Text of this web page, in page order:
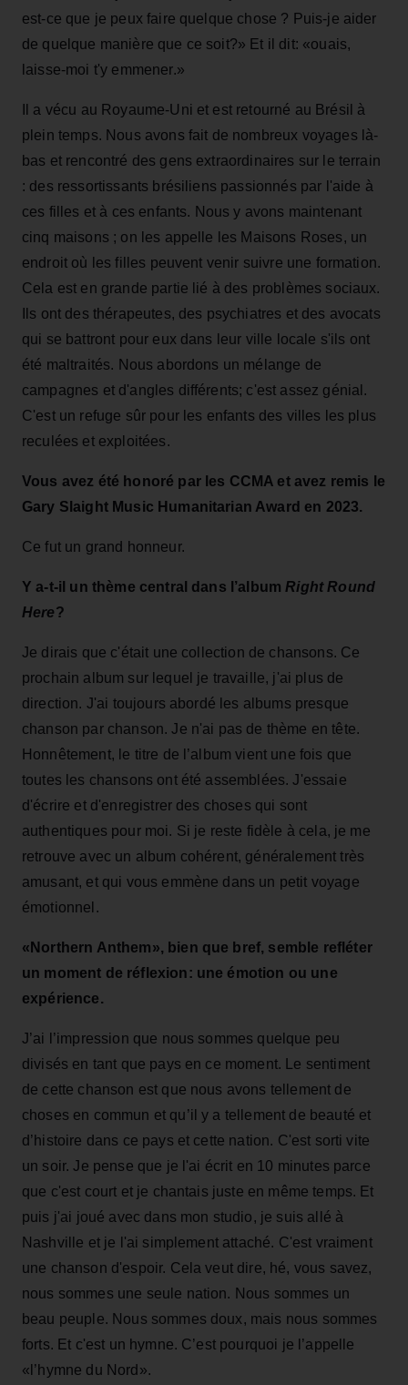
est-ce que je peux faire quelque chose ? Puis-je aider
de quelque manière que ce soit?» Et il dit: «ouais,
laisse-moi t'y emmener.»
Il a vécu au Royaume-Uni et est retourné au Brésil à
plein temps. Nous avons fait de nombreux voyages là-
bas et rencontré des gens extraordinaires sur le terrain
: des ressortissants brésiliens passionnés par l'aide à
ces filles et à ces enfants. Nous y avons maintenant
cinq maisons ; on les appelle les Maisons Roses, un
endroit où les filles peuvent venir suivre une formation.
Cela est en grande partie lié à des problèmes sociaux.
Ils ont des thérapeutes, des psychiatres et des avocats
qui se battront pour eux dans leur ville locale s'ils ont
été maltraités. Nous abordons un mélange de
campagnes et d'angles différents; c'est assez génial.
C'est un refuge sûr pour les enfants des villes les plus
reculées et exploitées.
Vous avez été honoré par les CCMA et avez remis le
Gary Slaight Music Humanitarian Award en 2023.
Ce fut un grand honneur.
Y a-t-il un thème central dans l’album Right Round
Here?
Je dirais que c'était une collection de chansons. Ce
prochain album sur lequel je travaille, j'ai plus de
direction. J'ai toujours abordé les albums presque
chanson par chanson. Je n'ai pas de thème en tête.
Honnêtement, le titre de l’album vient une fois que
toutes les chansons ont été assemblées. J'essaie
d'écrire et d'enregistrer des choses qui sont
authentiques pour moi. Si je reste fidèle à cela, je me
retrouve avec un album cohérent, généralement très
amusant, et qui vous emmène dans un petit voyage
émotionnel.
«Northern Anthem», bien que bref, semble refléter
un moment de réflexion: une émotion ou une
expérience.
J’ai l’impression que nous sommes quelque peu
divisés en tant que pays en ce moment. Le sentiment
de cette chanson est que nous avons tellement de
choses en commun et qu’il y a tellement de beauté et
d’histoire dans ce pays et cette nation. C'est sorti vite
un soir. Je pense que je l'ai écrit en 10 minutes parce
que c'est court et je chantais juste en même temps. Et
puis j'ai joué avec dans mon studio, je suis allé à
Nashville et je l'ai simplement attaché. C'est vraiment
une chanson d'espoir. Cela veut dire, hé, vous savez,
nous sommes une seule nation. Nous sommes un
beau peuple. Nous sommes doux, mais nous sommes
forts. Et c'est un hymne. C’est pourquoi je l’appelle
«l’hymne du Nord».